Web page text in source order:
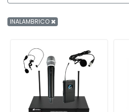
INALAMBRICO